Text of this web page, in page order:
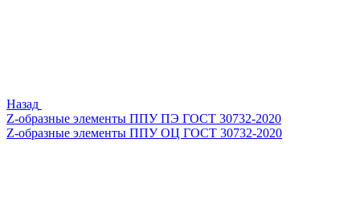
Назад
Z-образные элементы ППУ ПЭ ГОСТ 30732-2020
Z-образные элементы ППУ ОЦ ГОСТ 30732-2020